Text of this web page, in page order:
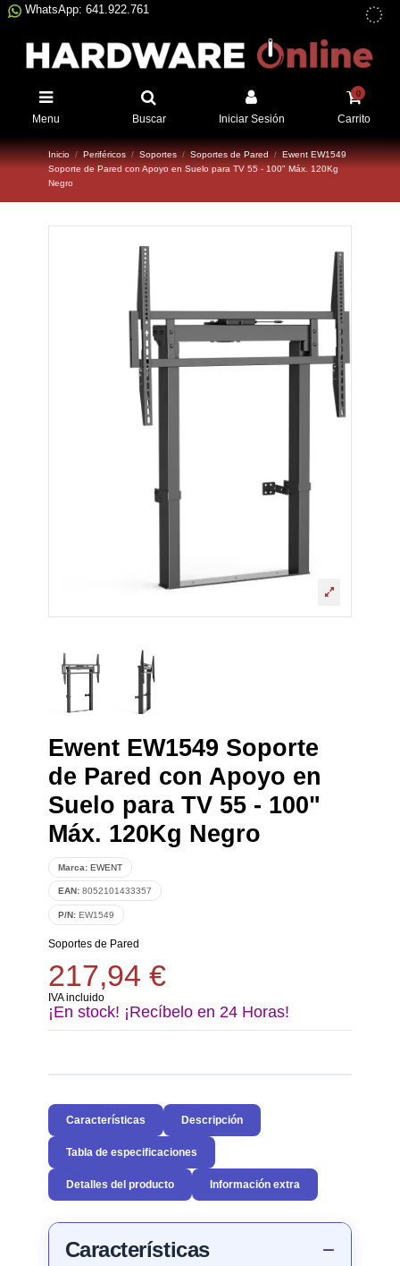
WhatsApp: 641.922.761
Menu Buscar Iniciar Sesión
0
Carrito
Inicio Periféricos Soportes Soportes de Pared
Ewent EW1549
Soporte de Pared con Apoyo en Suelo para TV 55 - 100" Máx. 120Kg
Negro
Ewent EW1549 Soporte
de Pared con Apoyo en
Suelo para TV 55 - 100"
Máx. 120Kg Negro
Marca: EWENT
EAN: 8052101433357
P/N: EW1549
Soportes de Pared
217,94 €
IVA incluido
¡En stock! ¡Recíbelo en 24 Horas!
Características Descripción
Tabla de especificaciones
Detalles del producto Información extra
Características